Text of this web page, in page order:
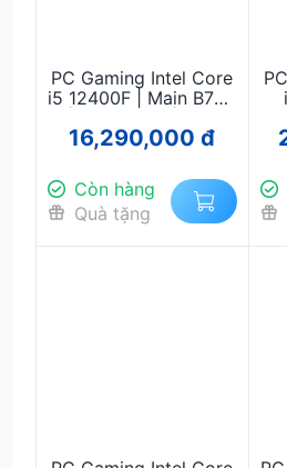
PC Gaming Intel Core
i5 12400F | Main B760
2060 SUPER 8GB |
SSD NVMe 512GB |
Nguồn 650W - Chiến
Game, Thiết Kế Đồ
Họa Mượt Mà
16,290,000 đ
Còn hàng
Quà tặng